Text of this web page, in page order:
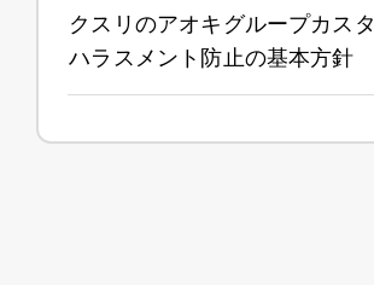
クスリのアオキグループカス
ハラスメント防止の基本方針